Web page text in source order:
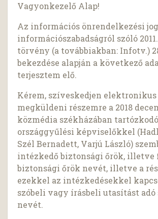
Vagyonkezelő Alap!
Az információs önrendelkezési
információszabadságról szóló
törvény (a továbbiakban: Infotv.)
bekezdése alapján a következő
terjesztem elő.
Kérem, szíveskedjen elektronikus
megküldeni részemre a 2018
közmédia székházában tartózkodó
országgyűlési képviselőkkel
Szél Bernadett, Varjú László)
intézkedő biztonsági őrök, illetve
biztonsági őrök nevét, illetve a
ezekkel az intézkedésekkel
szóbeli vagy írásbeli utasítást
nevét.